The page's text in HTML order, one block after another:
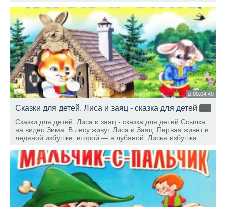
посвятила детям.
00:04:49
Сказки для детей. Лиса и заяц - сказка для детейHD
Сказки для детей. Лиса и заяц - сказка для детей Ссылка
на видео Зима. В лесу живут Лиса и Заяц. Первая живёт в
ледяной избушке, второй — в лубяной. Лисья избушка